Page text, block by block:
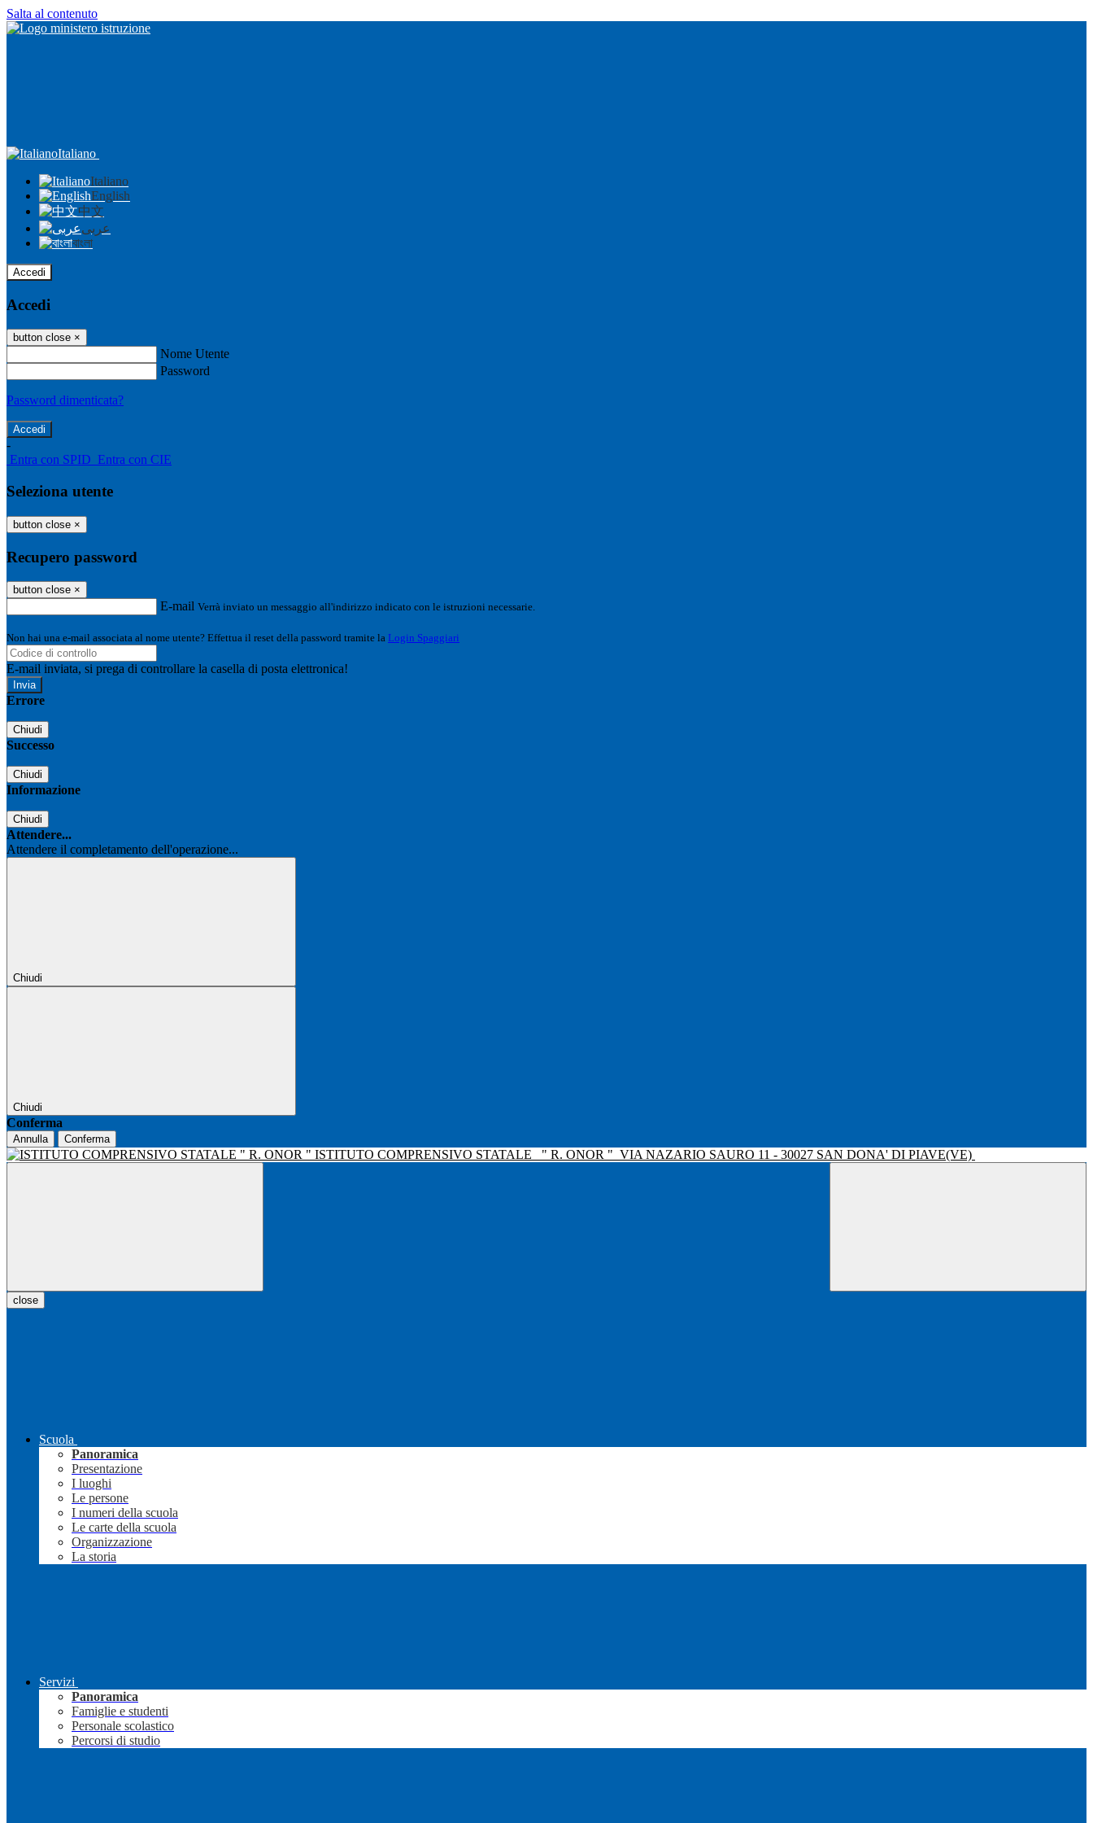
Salta al contenuto
Italiano
Italiano
English
中文
عربى
বাংলা
Accedi
Accedi
button close ×
Nome Utente
Password
Password dimenticata?
-
Entra con SPID Entra con CIE
Seleziona utente
button close ×
Recupero password
button close ×
E-mail Verrà inviato un messaggio all'indirizzo indicato con le istruzioni necessarie.
Non hai una e-mail associata al nome utente? Effettua il reset della password tramite la Login Spaggiari
E-mail inviata, si prega di controllare la casella di posta elettronica!
Errore
Chiudi
Successo
Chiudi
Informazione
Chiudi
Attendere...
Attendere il completamento dell'operazione...
Chiudi
Chiudi
Conferma
Annulla Conferma
ISTITUTO COMPRENSIVO STATALE " R. ONOR " VIA NAZARIO SAURO 11 - 30027 SAN DONA' DI PIAVE(VE)
close
Scuola
Panoramica
Presentazione
I luoghi
Le persone
I numeri della scuola
Le carte della scuola
Organizzazione
La storia
Servizi
Panoramica
Famiglie e studenti
Personale scolastico
Percorsi di studio